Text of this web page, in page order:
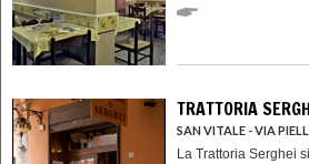
TRATTORIA
SAN VITALE - VIA
La Trattoria Serghei